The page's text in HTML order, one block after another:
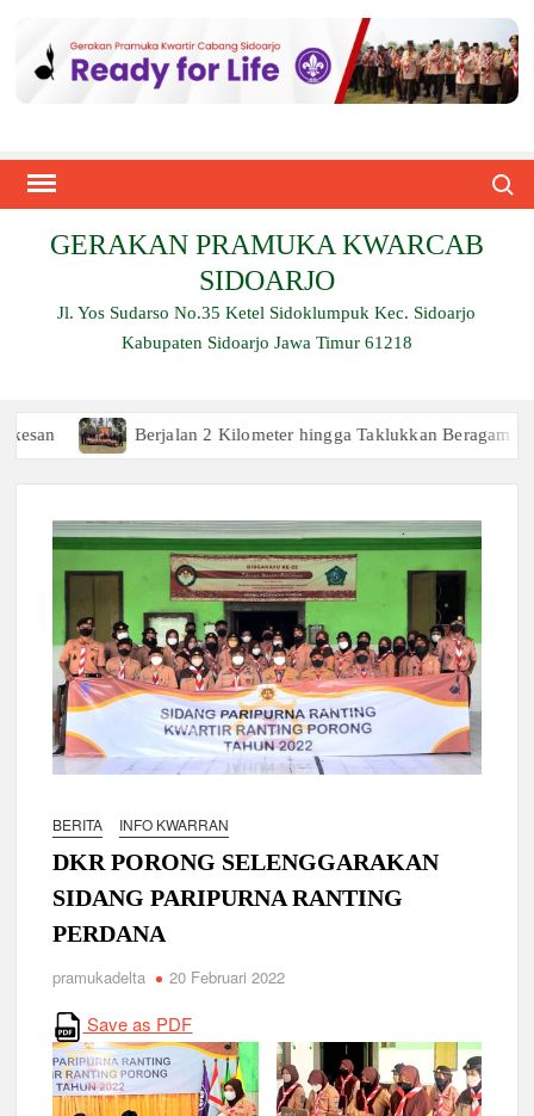
content
GERAKAN PRAMUKA KWARCAB
SIDOARJO
Jl. Yos Sudarso No.35 Ketel Sidoklumpuk Kec. Sidoarjo
Kabupaten Sidoarjo Jawa Timur 61218
Berjalan 2 Kilometer hingga Taklukkan Beragam Ujian, Inilah
BERITA INFO KWARRAN
DKR PORONG SELENGGARAKAN
SIDANG PARIPURNA RANTING
PERDANA
pramukadelta 20 Februari 2022
Save as PDF